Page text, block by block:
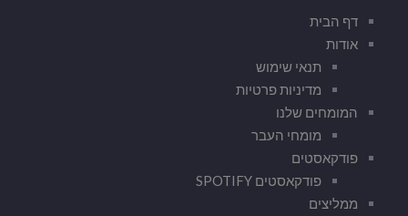
דף הבית
אודות
תנאי שימוש
מדיניות פרטיות
המומחים שלנו
מומחי העבר
פודקאסטים
פודקאסטים SPOTIFY
ממליצים